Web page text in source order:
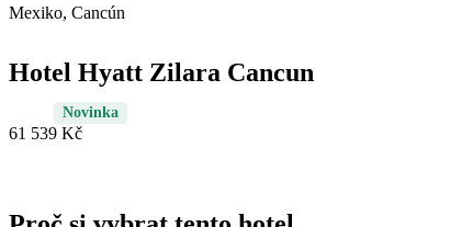
Mexiko, Cancún
Hotel Hyatt Zilara Cancun
Novinka
61 539 Kč